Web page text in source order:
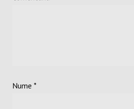
Nume *